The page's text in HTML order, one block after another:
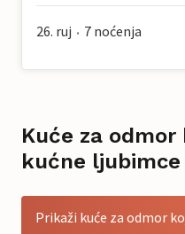
26. ruj • 7 noćenja
Kuće za
kućne
Prikaži kuće za odmor